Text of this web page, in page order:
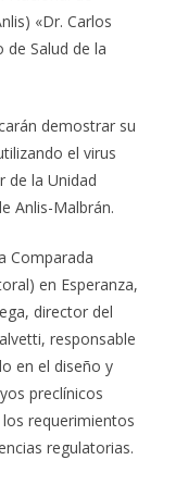
«Dr. Carlos
de Salud de la
demostrar su
el virus
de la Unidad
Anlis-Malbrán.
Comparada
en Esperanza,
director del
responsable
en el diseño y
preclínicos
requerimientos
regulatorias.